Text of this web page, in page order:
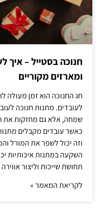
חנוכה בסטייל –
ומארזים מקוריים
חג החנוכה הוא זמן מעולה
לעובדים. מתנות חנוכה
שמחה, אלא גם מחזקות את
כאשר עובדים מקבלים
וזה יכול לשפר את המורל
השקעה במתנות איכותיות
תחושת שייכות וליצור
לקריאת המאמר »